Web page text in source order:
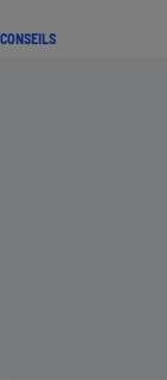
CONSEILS